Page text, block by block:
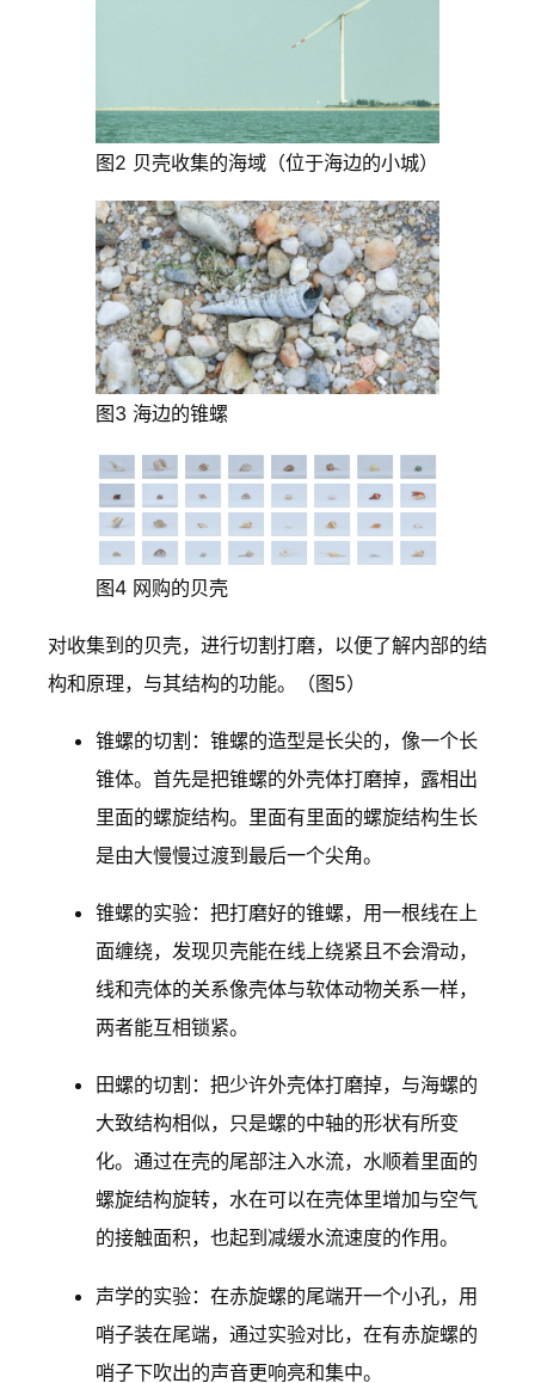
图2 贝壳收集的海域（位于海边的小城）
图3 海边的锥螺
图4 网购的贝壳
对收集到的贝壳，进行切割打磨，以便了解内部的结
构和原理，与其结构的功能。（图5）
锥螺的切割：锥螺的造型是长尖的，像一个长
锥体。首先是把锥螺的外壳体打磨掉，露相出
里面的螺旋结构。里面有里面的螺旋结构生长
是由大慢慢过渡到最后一个尖角。
锥螺的实验：把打磨好的锥螺，用一根线在上
面缠绕，发现贝壳能在线上绕紧且不会滑动，
线和壳体的关系像壳体与软体动物关系一样，
两者能互相锁紧。
田螺的切割：把少许外壳体打磨掉，与海螺的
大致结构相似，只是螺的中轴的形状有所变
化。通过在壳的尾部注入水流，水顺着里面的
螺旋结构旋转，水在可以在壳体里增加与空气
的接触面积，也起到减缓水流速度的作用。
声学的实验：在赤旋螺的尾端开一个小孔，用
哨子装在尾端，通过实验对比，在有赤旋螺的
哨子下吹出的声音更响亮和集中。